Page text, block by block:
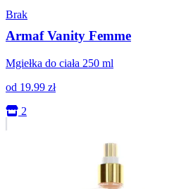
Brak
Armaf Vanity Femme
Mgiełka do ciała 250 ml
od 19.99 zł
2